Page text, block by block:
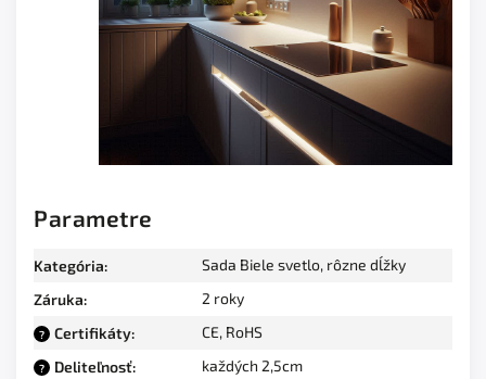
Parametre
Kategória:
Sada Biele svetlo, rôzne dĺžky
Záruka: 2 roky
? Certifikáty: CE, RoHS
? Deliteľnosť:
každých 2,5cm